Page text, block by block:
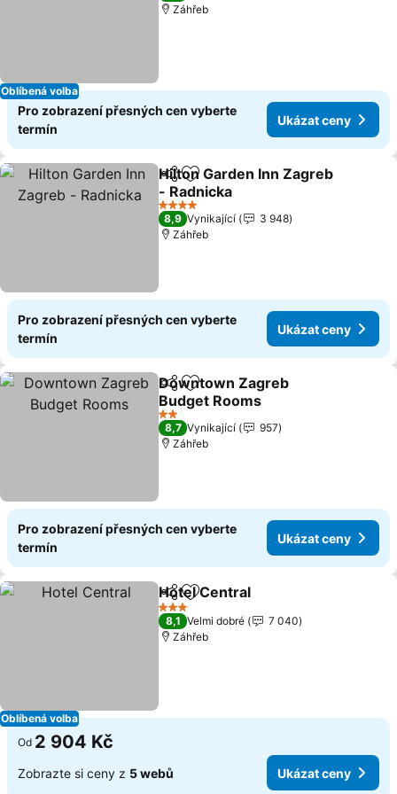
Oblíbená volba
Záhřeb
Pro zobrazení přesných cen vyberte
termín
Ukázat ceny
SdíletPřidat na seznam oblíbených
Hilton Garden Inn Zagreb
- Radnicka
Ukázat ceny
4 Počet hvězdiček
8,9 Vynikající
3 948
Záhřeb
Pro zobrazení přesných cen vyberte
termín
Ukázat ceny
SdíletPřidat na seznam oblíbených
Downtown Zagreb
Budget Rooms
Ukázat ceny
2 Počet hvězdiček
8,7 Vynikající
957
Záhřeb
Pro zobrazení přesných cen vyberte
termín
Ukázat ceny
Oblíbená volba
SdíletPřidat na seznam oblíbených
Hotel Central
3 Počet hvězdiček
8,1 Velmi dobré
7 040
Záhřeb
Od 2 904 Kč
Zobrazte si ceny z 5 webů Ukázat ceny